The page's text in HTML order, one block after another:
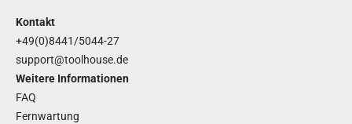
Kontakt
+49(0)8441/5044-27
support@toolhouse.de
Weitere Informationen
FAQ
Fernwartung